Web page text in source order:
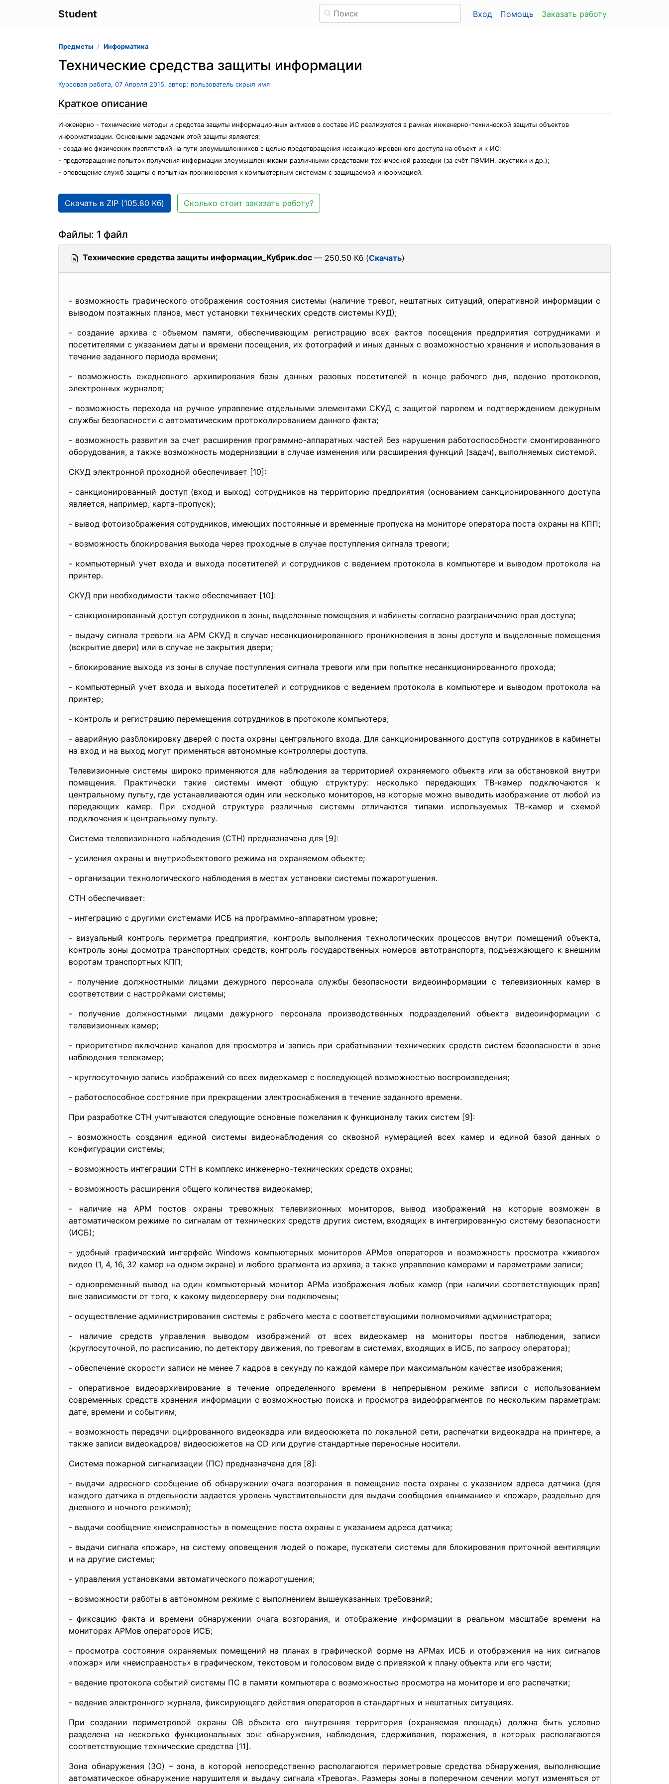
Student Вход Помощь Заказать работу
Предметы Информатика
Технические средства защиты информации
Курсовая работа, 07 Апреля 2015, автор: пользователь скрыл имя
Краткое описание
Инженерно - технические методы и средства защиты информационных активов в составе ИС реализуются в рамках инженерно-технической защиты объектов
информатизации. Основными задачами этой защиты являются:
- создание физических препятствий на пути злоумышленников с целью предотвращения несанкционированного доступа на объект и к ИС;
- предотвращение попыток получения информации злоумышленниками различными средствами технической разведки (за счёт ПЭМИН, акустики и др.);
- оповещение служб защиты о попытках проникновения к компьютерным системам с защищаемой информацией.
Скачать в ZIP (105.80 Кб) Сколько стоит заказать работу?
Файлы: 1 файл
Технические средства защиты информации_Кубрик.doc — 250.50 Кб (Скачать)
- возможность графического отображения состояния системы (наличие тревог, нештатных ситуаций, оперативной информации с
выводом поэтажных планов, мест установки технических средств системы КУД);
- создание архива с объемом памяти, обеспечивающим регистрацию всех фактов посещения предприятия сотрудниками и
посетителями с указанием даты и времени посещения, их фотографий и иных данных с возможностью хранения и использования в
течение заданного периода времени;
- возможность ежедневного архивирования базы данных разовых посетителей в конце рабочего дня, ведение протоколов,
электронных журналов;
- возможность перехода на ручное управление отдельными элементами СКУД с защитой паролем и подтверждением дежурным
службы безопасности с автоматическим протоколированием данного факта;
- возможность развития за счет расширения программно-аппаратных частей без нарушения работоспособности смонтированного
оборудования, а также возможность модернизации в случае изменения или расширения функций (задач), выполняемых системой.
СКУД электронной проходной обеспечивает [10]:
- санкционированный доступ (вход и выход) сотрудников на территорию предприятия (основанием санкционированного доступа
является, например, карта-пропуск);
- вывод фотоизображения сотрудников, имеющих постоянные и временные пропуска на мониторе оператора поста охраны на КПП;
- возможность блокирования выхода через проходные в случае поступления сигнала тревоги;
- компьютерный учет входа и выхода посетителей и сотрудников с ведением протокола в компьютере и выводом протокола на
принтер.
СКУД при необходимости также обеспечивает [10]:
- санкционированный доступ сотрудников в зоны, выделенные помещения и кабинеты согласно разграничению прав доступа;
- выдачу сигнала тревоги на АРМ СКУД в случае несанкционированного проникновения в зоны доступа и выделенные помещения
(вскрытие двери) или в случае не закрытия двери;
- блокирование выхода из зоны в случае поступления сигнала тревоги или при попытке несанкционированного прохода;
- компьютерный учет входа и выхода посетителей и сотрудников с ведением протокола в компьютере и выводом протокола на
принтер;
- контроль и регистрацию перемещения сотрудников в протоколе компьютера;
- аварийную разблокировку дверей с поста охраны центрального входа. Для санкционированного доступа сотрудников в кабинеты
на вход и на выход могут применяться автономные контроллеры доступа.
Телевизионные системы широко применяются для наблюдения за территорией охраняемого объекта или за обстановкой внутри
помещения. Практически такие системы имеют общую структуру: несколько передающих ТВ-камер подключаются к
центральному пульту, где устанавливаются один или несколько мониторов, на которые можно выводить изображение от любой из
передающих камер. При сходной структуре различные системы отличаются типами используемых ТВ-камер и схемой
подключения к центральному пульту.
Система телевизионного наблюдения (СТН) предназначена для [9]:
- усиления охраны и внутриобъектового режима на охраняемом объекте;
- организации технологического наблюдения в местах установки системы пожаротушения.
СТН обеспечивает:
- интеграцию с другими системами ИСБ на программно-аппаратном уровне;
- визуальный контроль периметра предприятия, контроль выполнения технологических процессов внутри помещений объекта,
контроль зоны досмотра транспортных средств, контроль государственных номеров автотранспорта, подъезжающего к внешним
воротам транспортных КПП;
- получение должностными лицами дежурного персонала службы безопасности видеоинформации с телевизионных камер в
соответствии с настройками системы;
- получение должностными лицами дежурного персонала производственных подразделений объекта видеоинформации с
телевизионных камер;
- приоритетное включение каналов для просмотра и запись при срабатывании технических средств систем безопасности в зоне
наблюдения телекамер;
- круглосуточную запись изображений со всех видеокамер с последующей возможностью воспроизведения;
- работоспособное состояние при прекращении электроснабжения в течение заданного времени.
При разработке СТН учитываются следующие основные пожелания к функционалу таких систем [9]:
- возможность создания единой системы видеонаблюдения со сквозной нумерацией всех камер и единой базой данных о
конфигурации системы;
- возможность интеграции СТН в комплекс инженерно-технических средств охраны;
- возможность расширения общего количества видеокамер;
- наличие на АРМ постов охраны тревожных телевизионных мониторов, вывод изображений на которые возможен в
автоматическом режиме по сигналам от технических средств других систем, входящих в интегрированную систему безопасности
(ИСБ);
- удобный графический интерфейс Windows компьютерных мониторов АРМов операторов и возможность просмотра «живого»
видео (1, 4, 16, 32 камер на одном экране) и любого фрагмента из архива, а также управление камерами и параметрами записи;
- одновременный вывод на один компьютерный монитор АРМа изображения любых камер (при наличии соответствующих прав)
вне зависимости от того, к какому видеосерверу они подключены;
- осуществление администрирования системы с рабочего места с соответствующими полномочиями администратора;
- наличие средств управления выводом изображений от всех видеокамер на мониторы постов наблюдения, записи
(круглосуточной, по расписанию, по детектору движения, по тревогам в системах, входящих в ИСБ, по запросу оператора);
- обеспечение скорости записи не менее 7 кадров в секунду по каждой камере при максимальном качестве изображения;
- оперативное видеоархивирование в течение определенного времени в непрерывном режиме записи с использованием
современных средств хранения информации с возможностью поиска и просмотра видеофрагментов по нескольким параметрам:
дате, времени и событиям;
- возможность передачи оцифрованного видеокадра или видеосюжета по локальной сети, распечатки видеокадра на принтере, а
также записи видеокадров/ видеосюжетов на CD или другие стандартные переносные носители.
Система пожарной сигнализации (ПС) предназначена для [8]:
- выдачи адресного сообщение об обнаружении очага возгорания в помещение поста охраны с указанием адреса датчика (для
каждого датчика в отдельности задается уровень чувствительности для выдачи сообщения «внимание» и «пожар», раздельно для
дневного и ночного режимов);
- выдачи сообщение «неисправность» в помещение поста охраны с указанием адреса датчика;
- выдачи сигнала «пожар», на систему оповещения людей о пожаре, пускатели системы для блокирования приточной вентиляции
и на другие системы;
- управления установками автоматического пожаротушения;
- возможности работы в автономном режиме с выполнением вышеуказанных требований;
- фиксацию факта и времени обнаружении очага возгорания, и отображение информации в реальном масштабе времени на
мониторах АРМов операторов ИСБ;
- просмотра состояния охраняемых помещений на планах в графической форме на АРМах ИСБ и отображения на них сигналов
«пожар» или «неисправность» в графическом, текстовом и голосовом виде с привязкой к плану объекта или его части;
- ведение протокола событий системы ПС в памяти компьютера с возможностью просмотра на мониторе и его распечатки;
- ведение электронного журнала, фиксирующего действия операторов в стандартных и нештатных ситуациях.
При создании периметровой охраны ОВ объекта его внутренняя территория (охраняемая площадь) должна быть условно
разделена на несколько функциональных зон: обнаружения, наблюдения, сдерживания, поражения, в которых располагаются
соответствующие технические средства [11].
Зона обнаружения (3О) – зона, в которой непосредственно располагаются периметровые средства обнаружения, выполняющие
автоматическое обнаружение нарушителя и выдачу сигнала «Тревога». Размеры зоны в поперечном сечении могут изменяться от